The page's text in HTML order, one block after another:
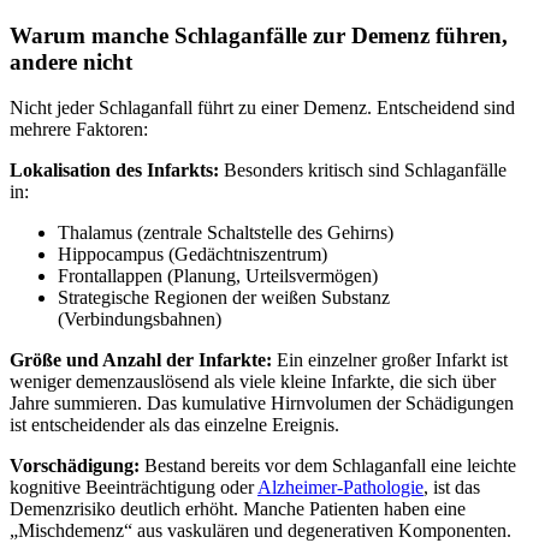
Warum manche Schlaganfälle zur Demenz führen,
andere nicht
Nicht jeder Schlaganfall führt zu einer Demenz. Entscheidend sind
mehrere Faktoren:
Lokalisation des Infarkts: Besonders kritisch sind Schlaganfälle
in:
Thalamus (zentrale Schaltstelle des Gehirns)
Hippocampus (Gedächtniszentrum)
Frontallappen (Planung, Urteilsvermögen)
Strategische Regionen der weißen Substanz
(Verbindungsbahnen)
Größe und Anzahl der Infarkte: Ein einzelner großer Infarkt ist
weniger demenzauslösend als viele kleine Infarkte, die sich über
Jahre summieren. Das kumulative Hirnvolumen der Schädigungen
ist entscheidender als das einzelne Ereignis.
Vorschädigung: Bestand bereits vor dem Schlaganfall eine leichte
kognitive Beeinträchtigung oderAlzheimer-Pathologie, ist das
Demenzrisiko deutlich erhöht. Manche Patienten haben eine
„Mischdemenz“ aus vaskulären und degenerativen Komponenten.